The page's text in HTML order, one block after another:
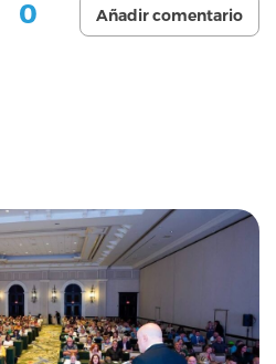
0 Añadir comentario